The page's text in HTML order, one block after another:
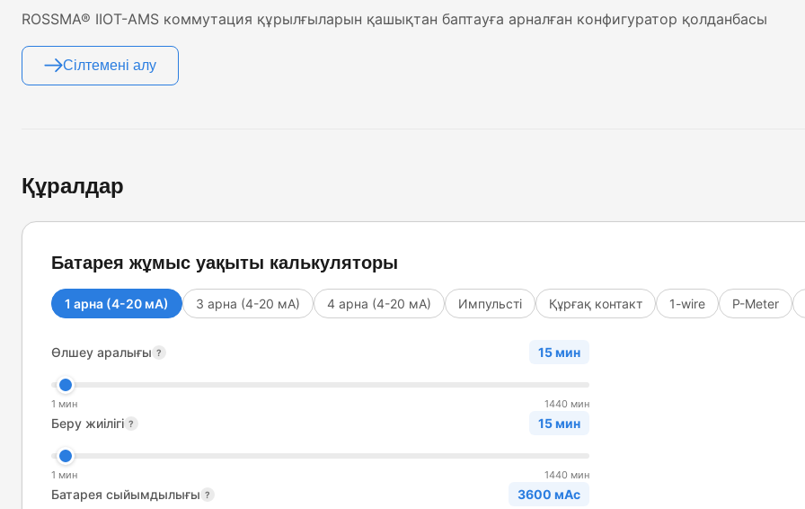
ROSSMA® IIOT-AMS коммутация құрылғыларын қашықтан баптауға арналған конфигуратор қолданбасы
Сілтемені алу
Құралдар
Батарея жұмыс уақыты калькуляторы
1 арна (4-20 мА) 3 арна (4-20 мА) 4 арна (4-20 мА) Импульсті Құрғақ контакт 1-wire P-Meter
Өлшеу аралығы ? 15 мин
1 мин 1440 мин
Беру жиілігі ? 15 мин
1 мин 1440 мин
Батарея сыйымдылығы ? 3600 мАс